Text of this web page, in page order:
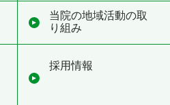
当院の地域活動の取
り組み
採用情報